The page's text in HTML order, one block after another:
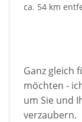
ca. 54 km
Ganz gleich
möchten -
um Sie und
verzaubern.